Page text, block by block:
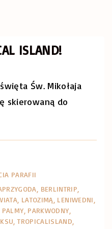
ISLAND!
Św. Mikołaja
skierowaną do
PARAFII
BERLINTRIP
LATOZIMĄ LENIWEDNI
PALMY PARKWODNY
TROPICALISLAND